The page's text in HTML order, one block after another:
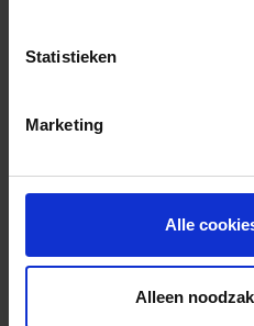
Statistieken
Marketing
Alle
Alleen